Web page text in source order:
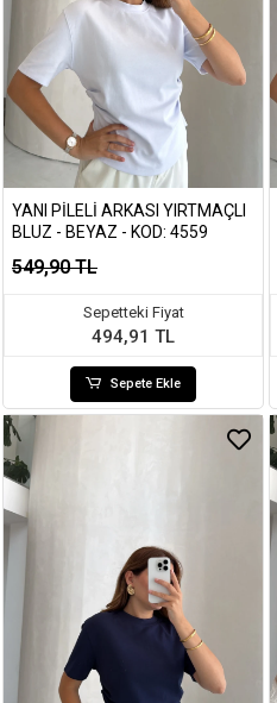
YANI PILELI ARKASI YIRTMAÇLI
BLUZ - BEYAZ - KOD: 4559
549,90 TL
Sepetteki Fiyat
494,91 TL
Sepete Ekle